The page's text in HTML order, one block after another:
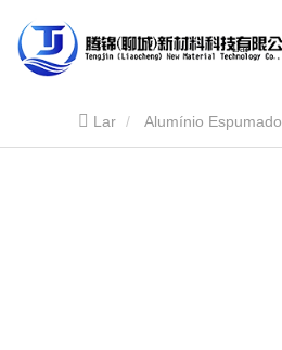
Lar
Lar Alumínio Espumado